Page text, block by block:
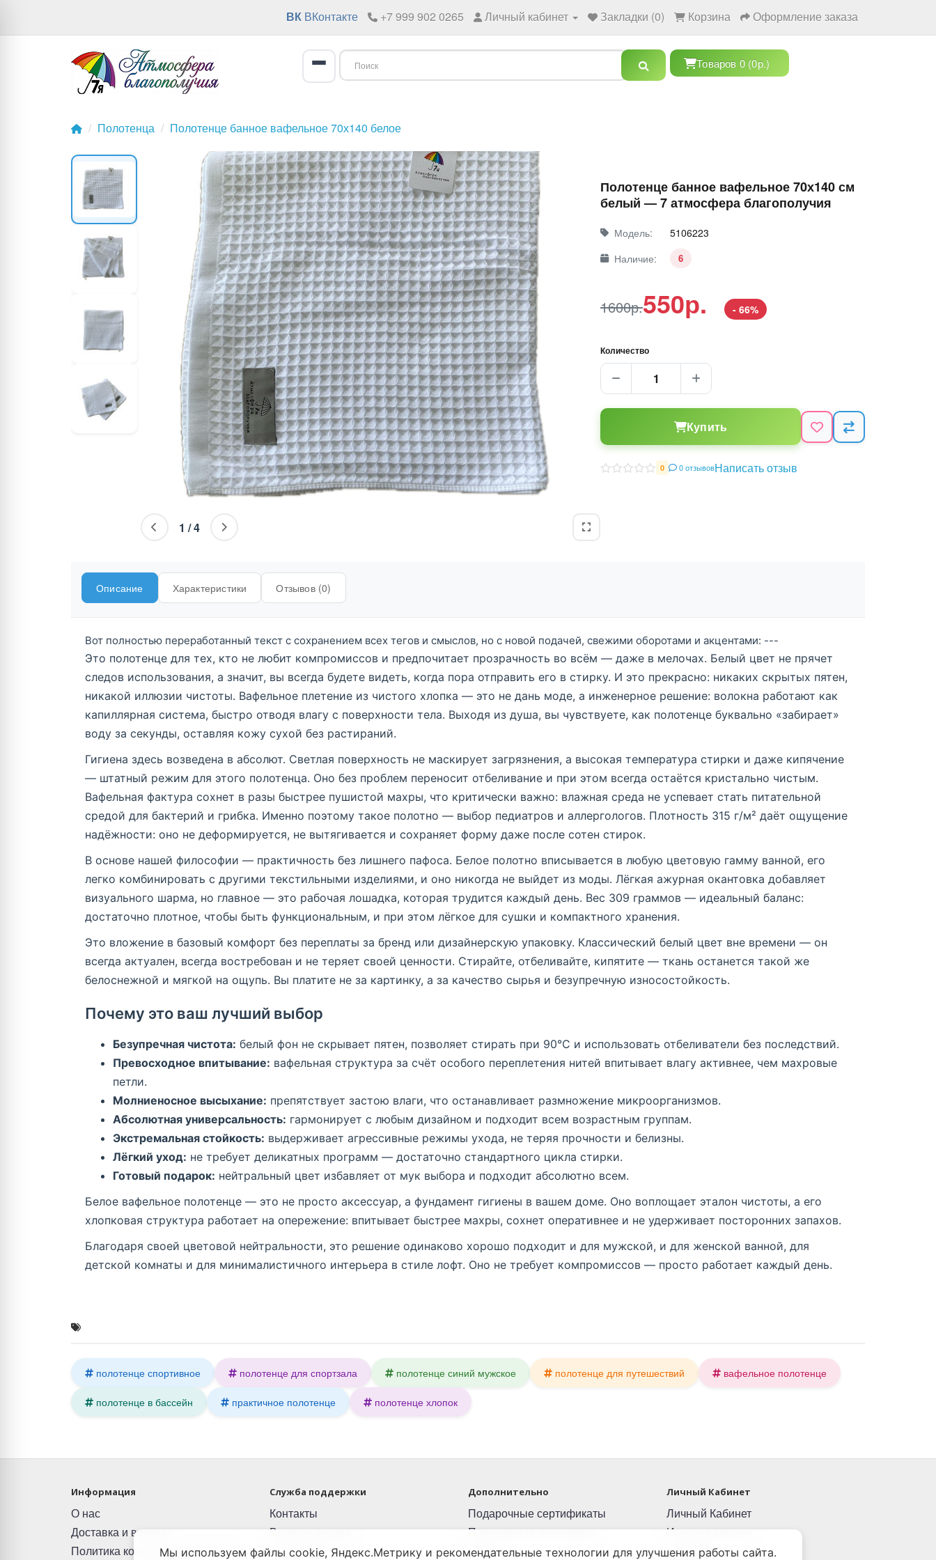
ВК ВКонтакте +7 999 902 0265 Личный кабинет Закладки (0) Корзина Оформление заказа
Товаров 0 (0р.)
Полотенца Полотенце банное вафельное 70х140 белое
1 /4
Полотенце банное вафельное 70х140 см
белый — 7 атмосфера благополучия
Модель:
5106223
Наличие:
6
1600р.550р. - 66%
Количество
Купить
0 0 отзывовНаписать отзыв
Описание Характеристики Отзывов (0)
Вот полностью переработанный текст с сохранением всех тегов и смыслов, но с новой подачей, свежими оборотами и акцентами: ---
Это полотенце для тех, кто не любит компромиссов и предпочитает прозрачность во всём — даже в мелочах. Белый цвет не прячет
следов использования, а значит, вы всегда будете видеть, когда пора отправить его в стирку. И это прекрасно: никаких скрытых пятен,
никакой иллюзии чистоты. Вафельное плетение из чистого хлопка — это не дань моде, а инженерное решение: волокна работают как
капиллярная система, быстро отводя влагу с поверхности тела. Выходя из душа, вы чувствуете, как полотенце буквально «забирает»
воду за секунды, оставляя кожу сухой без растираний.
Гигиена здесь возведена в абсолют. Светлая поверхность не маскирует загрязнения, а высокая температура стирки и даже кипячение
— штатный режим для этого полотенца. Оно без проблем переносит отбеливание и при этом всегда остаётся кристально чистым.
Вафельная фактура сохнет в разы быстрее пушистой махры, что критически важно: влажная среда не успевает стать питательной
средой для бактерий и грибка. Именно поэтому такое полотно — выбор педиатров и аллергологов. Плотность 315 г/м² даёт ощущение
надёжности: оно не деформируется, не вытягивается и сохраняет форму даже после сотен стирок.
В основе нашей философии — практичность без лишнего пафоса. Белое полотно вписывается в любую цветовую гамму ванной, его
легко комбинировать с другими текстильными изделиями, и оно никогда не выйдет из моды. Лёгкая ажурная окантовка добавляет
визуального шарма, но главное — это рабочая лошадка, которая трудится каждый день. Вес 309 граммов — идеальный баланс:
достаточно плотное, чтобы быть функциональным, и при этом лёгкое для сушки и компактного хранения.
Это вложение в базовый комфорт без переплаты за бренд или дизайнерскую упаковку. Классический белый цвет вне времени — он
всегда актуален, всегда востребован и не теряет своей ценности. Стирайте, отбеливайте, кипятите — ткань останется такой же
белоснежной и мягкой на ощупь. Вы платите не за картинку, а за качество сырья и безупречную износостойкость.
Почему это ваш лучший выбор
Безупречная чистота: белый фон не скрывает пятен, позволяет стирать при 90°C и использовать отбеливатели без последствий.
Превосходное впитывание: вафельная структура за счёт особого переплетения нитей впитывает влагу активнее, чем махровые
петли.
Молниеносное высыхание: препятствует застою влаги, что останавливает размножение микроорганизмов.
Абсолютная универсальность: гармонирует с любым дизайном и подходит всем возрастным группам.
Экстремальная стойкость: выдерживает агрессивные режимы ухода, не теряя прочности и белизны.
Лёгкий уход: не требует деликатных программ — достаточно стандартного цикла стирки.
Готовый подарок: нейтральный цвет избавляет от мук выбора и подходит абсолютно всем.
Белое вафельное полотенце — это не просто аксессуар, а фундамент гигиены в вашем доме. Оно воплощает эталон чистоты, а его
хлопковая структура работает на опережение: впитывает быстрее махры, сохнет оперативнее и не удерживает посторонних запахов.
Благодаря своей цветовой нейтральности, это решение одинаково хорошо подходит и для мужской, и для женской ванной, для
детской комнаты и для минималистичного интерьера в стиле лофт. Оно не требует компромиссов — просто работает каждый день.
полотенце спортивное полотенце для спортзала полотенце синий мужское полотенце для путешествий вафельное полотенце
полотенце в бассейн практичное полотенце полотенце хлопок
Информация
О нас
Доставка и возврат
Политика конфиденциальности
Служба поддержки
Контакты
Возврат товара
Карта сайта
Дополнительно
Подарочные сертификаты
Партнерская программа
Акции
Личный Кабинет
Личный Кабинет
История заказов
Закладки
Мы используем файлы cookie, Яндекс.Метрику и рекомендательные технологии для улучшения работы сайта.